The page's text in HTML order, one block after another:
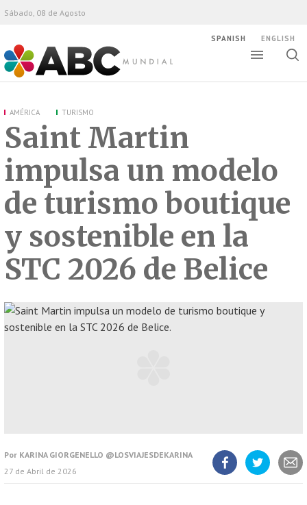
ABC Mundial
Sábado, 08 de Agosto
SPANISH ENGLISH
AMÉRICA TURISMO
Saint Martin
impulsa un modelo
de turismo boutique
y sostenible en la
STC 2026 de Belice
Por KARINA GIORGENELLO @LOSVIAJESDEKARINA
27 de Abril de 2026